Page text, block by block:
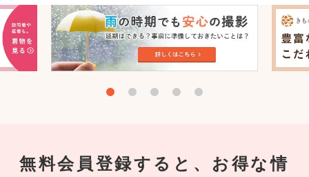
無料会員登録すると、お得な情